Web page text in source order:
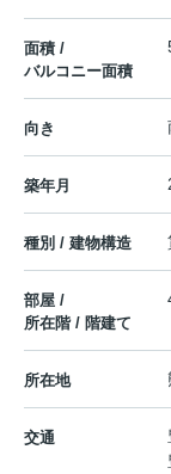
面積 /
バルコニー面積
向き
築年月
種別 / 建物構造
部屋 /
所在階 / 階建て
所在地
交通